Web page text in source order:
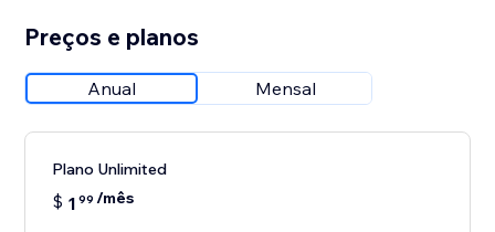
Preços e planos
Anual Mensal
Plano Unlimited
$ 1 99 /mês